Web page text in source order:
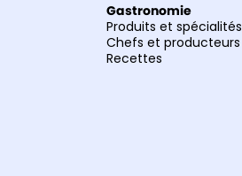
Gastronomie
Produits et spécialités
Chefs et producteurs
Recettes